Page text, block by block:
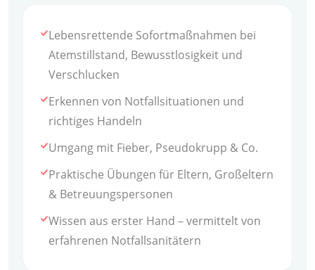
Lebensrettende Sofortmaßnahmen bei
Atemstillstand, Bewusstlosigkeit und
Verschlucken
Erkennen von Notfallsituationen und
richtiges Handeln
Umgang mit Fieber, Pseudokrupp & Co.
Praktische Übungen für Eltern, Großeltern
& Betreuungspersonen
Wissen aus erster Hand – vermittelt von
erfahrenen Notfallsanitätern